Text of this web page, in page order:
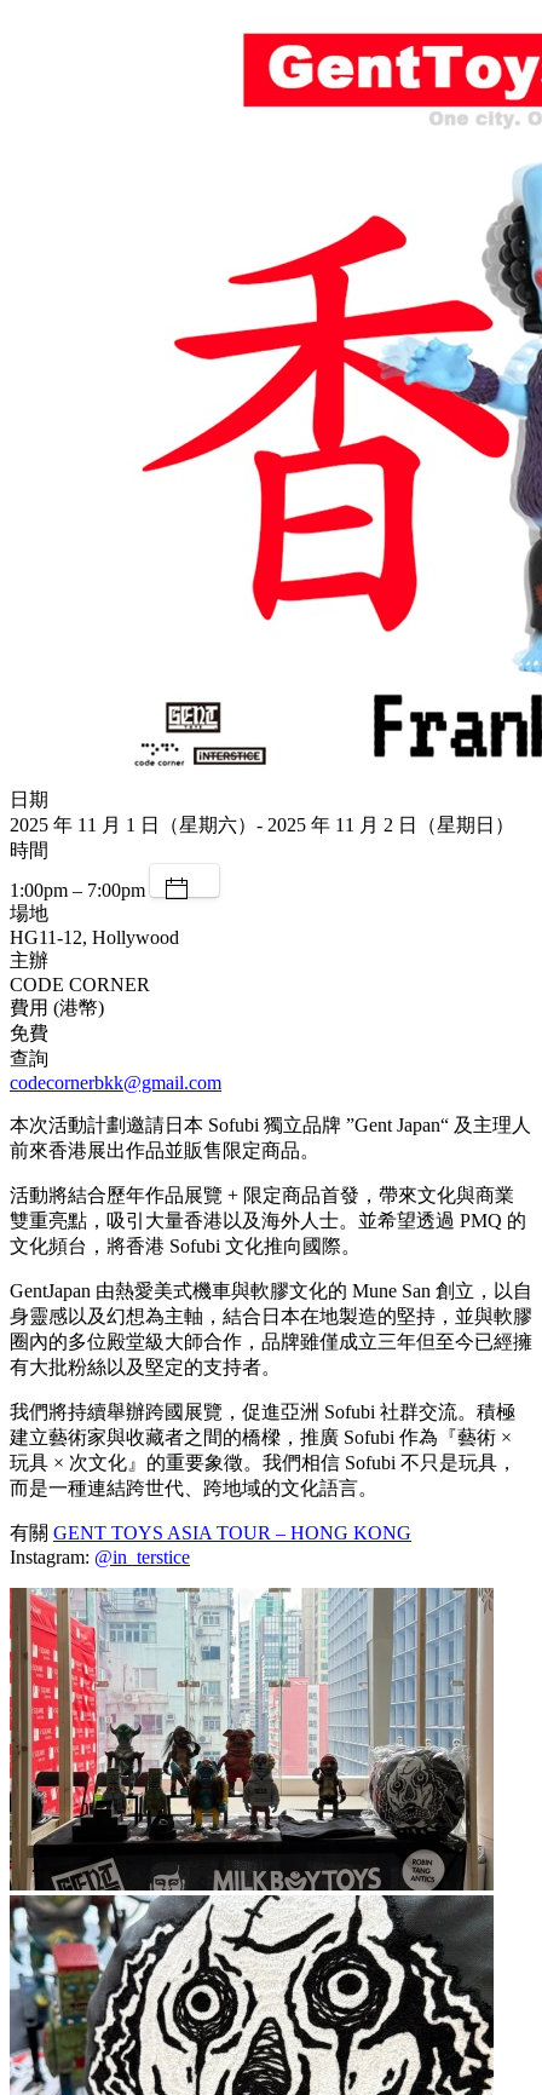
日期
2025 年 11 月 1 日（星期六）- 2025 年 11 月 2 日（星期日）
時間
1:00pm – 7:00pm
場地
HG11-12, Hollywood
主辦
CODE CORNER
費用 (港幣)
免費
查詢
codecornerbkk@gmail.com
本次活動計劃邀請日本 Sofubi 獨立品牌 ”Gent Japan“ 及主理人
前來香港展出作品並販售限定商品。
活動將結合歷年作品展覽 + 限定商品首發，帶來文化與商業
雙重亮點，吸引大量香港以及海外人士。並希望透過 PMQ 的
文化頻台，將香港 Sofubi 文化推向國際。
GentJapan 由熱愛美式機車與軟膠文化的 Mune San 創立，以自
身靈感以及幻想為主軸，結合日本在地製造的堅持，並與軟膠
圈內的多位殿堂級大師合作，品牌雖僅成立三年但至今已經擁
有大批粉絲以及堅定的支持者。
我們將持續舉辦跨國展覽，促進亞洲 Sofubi 社群交流。積極
建立藝術家與收藏者之間的橋樑，推廣 Sofubi 作為『藝術 ×
玩具 × 次文化』的重要象徵。我們相信 Sofubi 不只是玩具，
而是一種連結跨世代、跨地域的文化語言。
有關 GENT TOYS ASIA TOUR – HONG KONG
Instagram: @in_terstice